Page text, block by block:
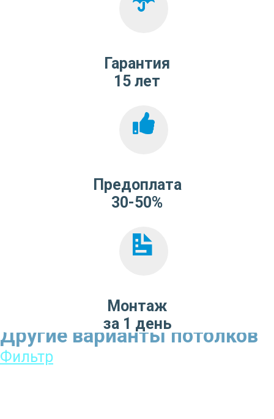
Гарантия
15 лет
Предоплата
30-50%
Монтаж
за 1 день
Фильтр
Другие варианты потолков